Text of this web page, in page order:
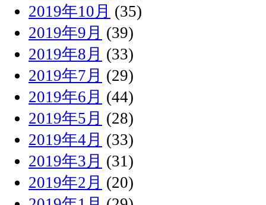
2019年10月 (35)
2019年9月 (39)
2019年8月 (33)
2019年7月 (29)
2019年6月 (44)
2019年5月 (28)
2019年4月 (33)
2019年3月 (31)
2019年2月 (20)